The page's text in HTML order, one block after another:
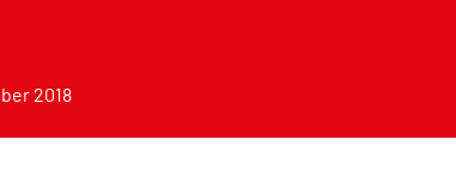
2018